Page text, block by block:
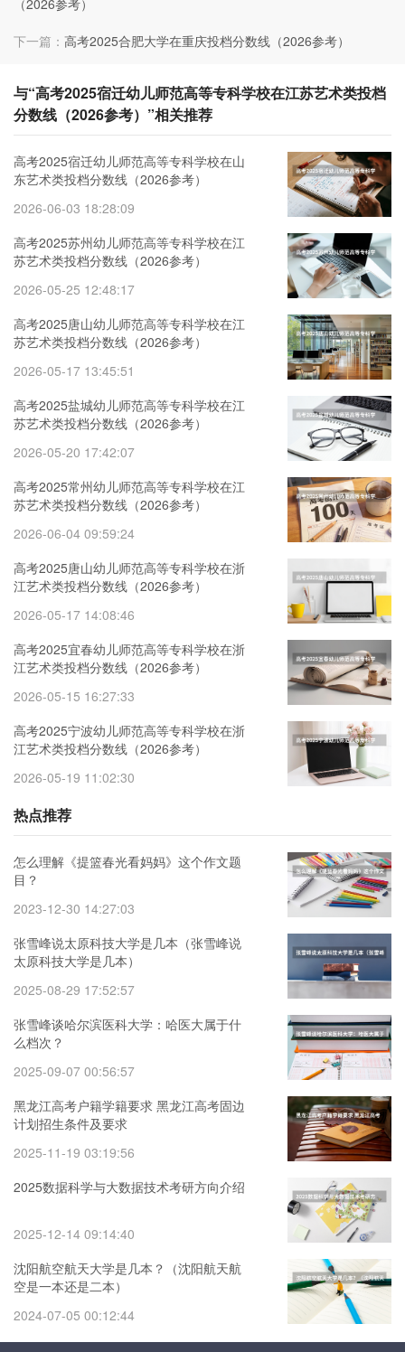
（2026参考）
下一篇： 高考2025合肥大学在重庆投档分数线（2026参考）
与“高考2025宿迁幼儿师范高等专科学校在江苏艺术类投档
分数线（2026参考）”相关推荐
高考2025宿迁幼儿师范高等专科学校在山
东艺术类投档分数线（2026参考）
2026-06-03 18:28:09
高考2025苏州幼儿师范高等专科学校在江
苏艺术类投档分数线（2026参考）
2026-05-25 12:48:17
高考2025唐山幼儿师范高等专科学校在江
苏艺术类投档分数线（2026参考）
2026-05-17 13:45:51
高考2025盐城幼儿师范高等专科学校在江
苏艺术类投档分数线（2026参考）
2026-05-20 17:42:07
高考2025常州幼儿师范高等专科学校在江
苏艺术类投档分数线（2026参考）
2026-06-04 09:59:24
高考2025唐山幼儿师范高等专科学校在浙
江艺术类投档分数线（2026参考）
2026-05-17 14:08:46
高考2025宜春幼儿师范高等专科学校在浙
江艺术类投档分数线（2026参考）
2026-05-15 16:27:33
高考2025宁波幼儿师范高等专科学校在浙
江艺术类投档分数线（2026参考）
2026-05-19 11:02:30
热点推荐
怎么理解《提篮春光看妈妈》这个作文题
目？
2023-12-30 14:27:03
张雪峰说太原科技大学是几本（张雪峰说
太原科技大学是几本）
2025-08-29 17:52:57
张雪峰谈哈尔滨医科大学：哈医大属于什
么档次？
2025-09-07 00:56:57
黑龙江高考户籍学籍要求 黑龙江高考固边
计划招生条件及要求
2025-11-19 03:19:56
2025数据科学与大数据技术考研方向介绍
2025-12-14 09:14:40
沈阳航空航天大学是几本？（沈阳航天航
空是一本还是二本）
2024-07-05 00:12:44